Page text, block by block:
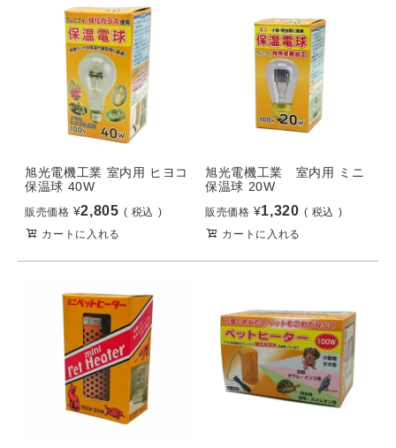
旭光電機工業 室内用 ヒヨコ
保温球 40W
販売価格 ¥2,805
税込
カートに入れる
旭光電機工業 室内用 ミニ
保温球 20W
販売価格 ¥1,320
税込
カートに入れる